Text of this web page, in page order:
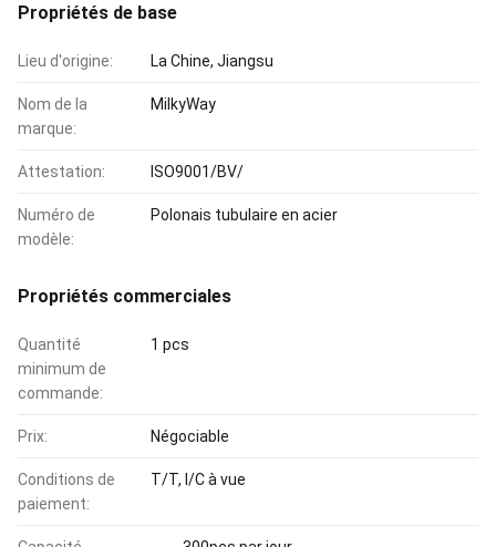
Propriétés de base
Lieu d'origine: La Chine, Jiangsu
Nom de la
marque:
MilkyWay
Attestation: ISO9001/BV/
Numéro de
modèle:
Polonais tubulaire en acier
Propriétés commerciales
Quantité
minimum de
commande:
1 pcs
Prix: Négociable
Conditions de
paiement:
T/T, l/C à vue